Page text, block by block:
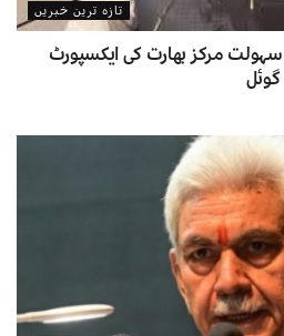
تازہ ترین خبریں
سہولت مرکز بھارت کی ایکسپورٹ